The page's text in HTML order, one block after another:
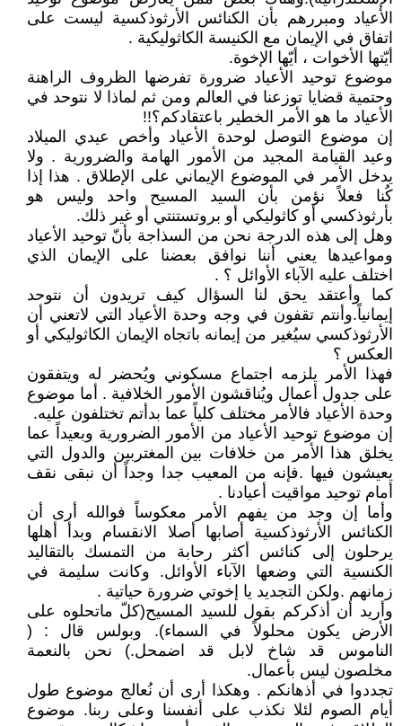
الأعياد ومبررهم بأن الكنائس الأرثوذكسية ليست على
اتفاق في الإيمان مع الكنيسة الكاثوليكية .
أيّتها الأخوات ، أيّها الإخوة.
موضوع توحيد الأعياد ضرورة تفرضها الظروف الراهنة
وحتمية قضايا توزعنا في العالم ومن ثم لماذا لا نتوحد في
الأعياد ما هو الأمر الخطير باعتقادكم؟!!
إن موضوع التوصل لوحدة الأعياد وأخص عيدي الميلاد
وعيد القيامة المجيد من الأمور الهامة والضرورية . ولا
يدخل الأمر في الموضوع الإيماني على الإطلاق . هذا إذا
كُنا فعلاً نؤمن بأن السيد المسيح واحد وليس هو
بأرثوذكسي أو كاثوليكي أو بروتستنتي أو غير ذلك.
وهل إلى هذه الدرجة نحن من السذاجة بأنّ توحيد الأعياد
ومواعيدها يعني أننا نوافق بعضنا على الإيمان الذي
اختلف عليه الآباء الأوائل ؟ .
كما وأعتقد يحق لنا السؤال كيف تريدون أن نتوحد
إيمانياً.وأنتم تقفون في وجه وحدة الأعياد التي لاتعني أن
الأرثوذكسي سيُغير من إيمانه باتجاه الإيمان الكاثوليكي أو
العكس ؟
فهذا الأمر يلزمه اجتماع مسكوني ويُحضر له ويتفقون
على جدول أعمال ويُناقشون الأمور الخلافية . أما موضوع
وحدة الأعياد فالأمر مختلف كلياً عما بدأتم تختلفون عليه.
إن موضوع توحيد الأعياد من الأمور الضرورية وبعيداً عما
يخلق هذا الأمر من خلافات بين المغتربين والدول التي
يعيشون فيها .فإنه من المعيب جدا وجداً أن نبقى نقف
أمام توحيد مواقيت أعيادنا .
وأما إن وجد من يفهم الأمر معكوساً فوالله أرى أن
الكنائس الأرثوذكسية أصابها أصلا الانقسام وبدأ أهلها
يرحلون إلى كنائس أكثر رحابة من التمسك بالتقاليد
الكنسية التي وضعها الآباء الأوائل. وكانت سليمة في
زمانهم .ولكن التجديد يا إخوتي ضرورة حياتية .
وأريد أن أذكركم بقول للسيد المسيح(كلّ ماتحلوه على
الأرض يكون محلولاً في السماء). وبولس قال : (
الناموس قد شاخ لابل قد اضمحل.) نحن بالنعمة
مخلصون ليس بأعمال.
تجددوا في أذهانكم . وهكذا أرى أن نُعالج موضوع طول
أيام الصوم لئلا نكذب على أنفسنا وعلى ربنا. موضوع